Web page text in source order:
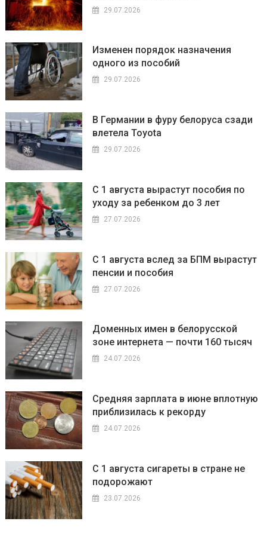
29.07.2026
Изменен порядок назначения
одного из пособий
29.07.2026
В Германии в фуру белоруса сзади
влетела Toyota
29.07.2026
С 1 августа вырастут пособия по
уходу за ребенком до 3 лет
27.07.2026
С 1 августа вслед за БПМ вырастут
пенсии и пособия
27.07.2026
Доменных имен в белорусской
зоне интернета — почти 160 тысяч
24.07.2026
Средняя зарплата в июне вплотную
приблизилась к рекорду
24.07.2026
С 1 августа сигареты в стране не
подорожают
23.07.2026